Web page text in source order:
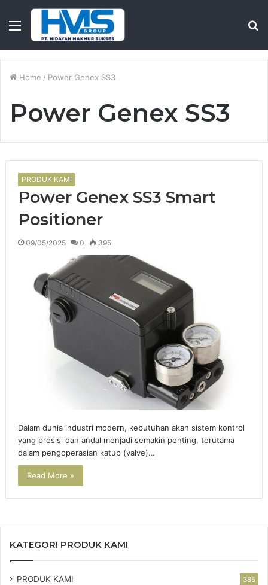
Menu
Home / Power Genex SS3
Power Genex SS3
PRODUK KAMI
Power Genex SS3 Smart
Positioner
09/05/2025 0 395
Dalam dunia industri modern, kebutuhan akan sistem kontrol
yang presisi dan andal menjadi semakin penting, terutama
dalam pengoperasian katup (valve)…
Read More »
KATEGORI PRODUK KAMI
PRODUK KAMI 385